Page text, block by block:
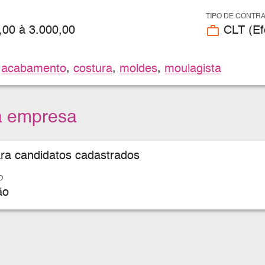
à 3.000,00
TIPO DE
work_outline CLT
acabamento, costura, moldes, moulagista
empresa
candidatos cadastrados